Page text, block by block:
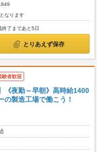
なります
終了まであと5日
とりあえず保存
験者歓迎
《夜勤～早朝》高時給1400
製造工場で働こう！